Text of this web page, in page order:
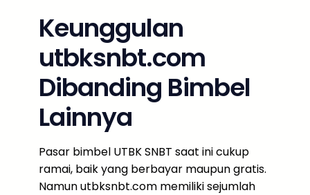
Keunggulan
utbksnbt.com
Dibanding Bimbel
Lainnya
Pasar bimbel UTBK SNBT saat ini cukup
ramai, baik yang berbayar maupun gratis.
Namun utbksnbt.com memiliki sejumlah